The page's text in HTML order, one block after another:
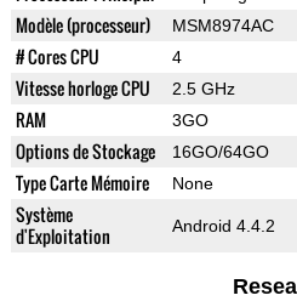
Modèle (processeur) MSM8974AC
# Cores CPU 4
Vitesse horloge CPU 2.5 GHz
RAM 3GO
Options de Stockage 16GO/64GO
Type Carte Mémoire None
Système
d'Exploitation
Android 4.4.2